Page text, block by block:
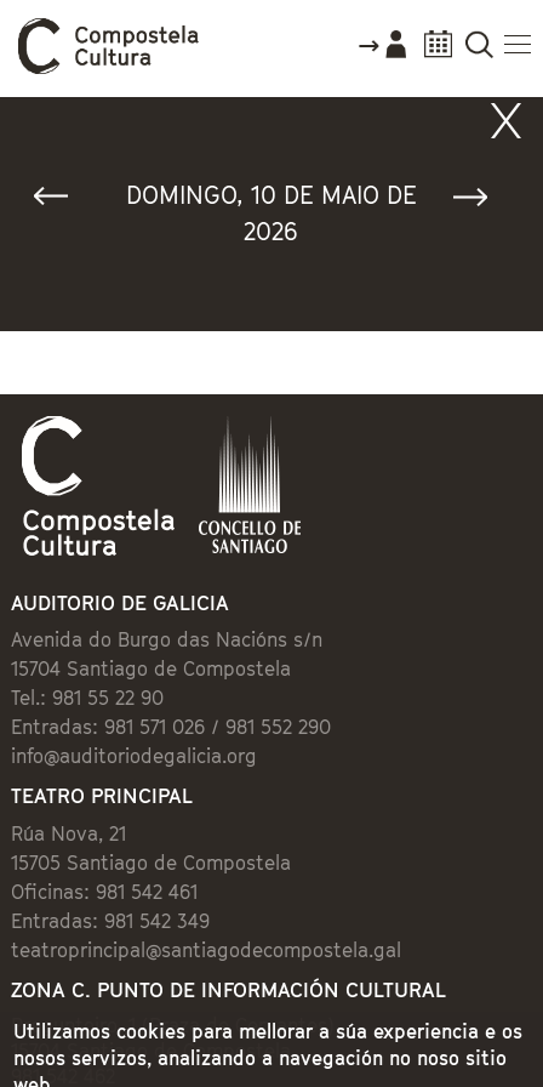
DOMINGO, 10 DE MAIO DE
2026
AUDITORIO DE GALICIA
Avenida do Burgo das Nacións s/n
15704 Santiago de Compostela
Tel.: 981 55 22 90
Entradas: 981 571 026 / 981 552 290
info@auditoriodegalicia.org
TEATRO PRINCIPAL
Rúa Nova, 21
15705 Santiago de Compostela
Oficinas: 981 542 461
Entradas: 981 542 349
teatroprincipal@santiagodecompostela.gal
ZONA C. PUNTO DE INFORMACIÓN CULTURAL
Preguntoiro, 1 (Praza de Cervantes)
15704 Santiago de Compostela
981 542 462
Utilizamos cookies para mellorar a súa experiencia e os
nosos servizos, analizando a navegación no noso sitio